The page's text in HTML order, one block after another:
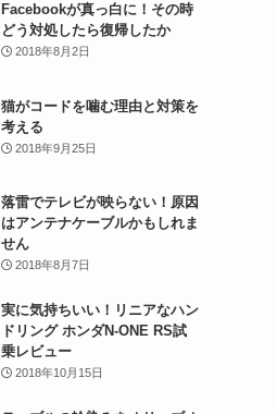
Facebookが真っ白に！その時
どう対処したら復帰したか
2018年8月2日
猫がコードを噛む理由と対策を
考える
2018年9月25日
落雷でテレビが映らない！原因
はアンテナケーブルかもしれま
せん
2018年8月7日
実に気持ちいい！リニアなハン
ドリング ホンダN-ONE RS試
乗レビュー
2018年10月15日